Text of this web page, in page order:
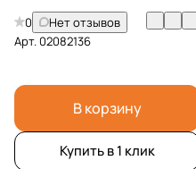
0
Нет отзывов
Арт.02082136
В корзину
Купить в 1 клик